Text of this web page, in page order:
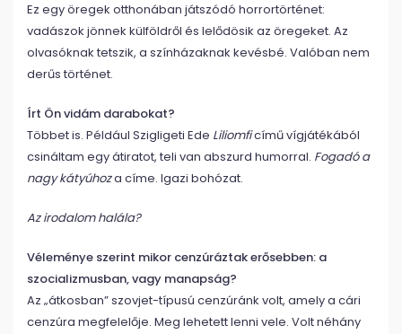
Ez egy öregek otthonában játszódó horrortörténet:
vadászok jönnek külföldről és lelődösik az öregeket. Az
olvasóknak tetszik, a színházaknak kevésbé. Valóban nem
derűs történet.
Írt Ön vidám darabokat?
Többet is. Például Szigligeti Ede Liliomficímű vígjátékából
csináltam egy átiratot, teli van abszurd humorral. Fogadó a
nagy kátyúhoza címe. Igazi bohózat.
Az irodalom halála?
Véleménye szerint mikor cenzúráztak erősebben: a
szocializmusban, vagy manapság?
Az „átkosban” szovjet-típusú cenzúránk volt, amely a cári
cenzúra megfelelője. Meg lehetett lenni vele. Volt néhány